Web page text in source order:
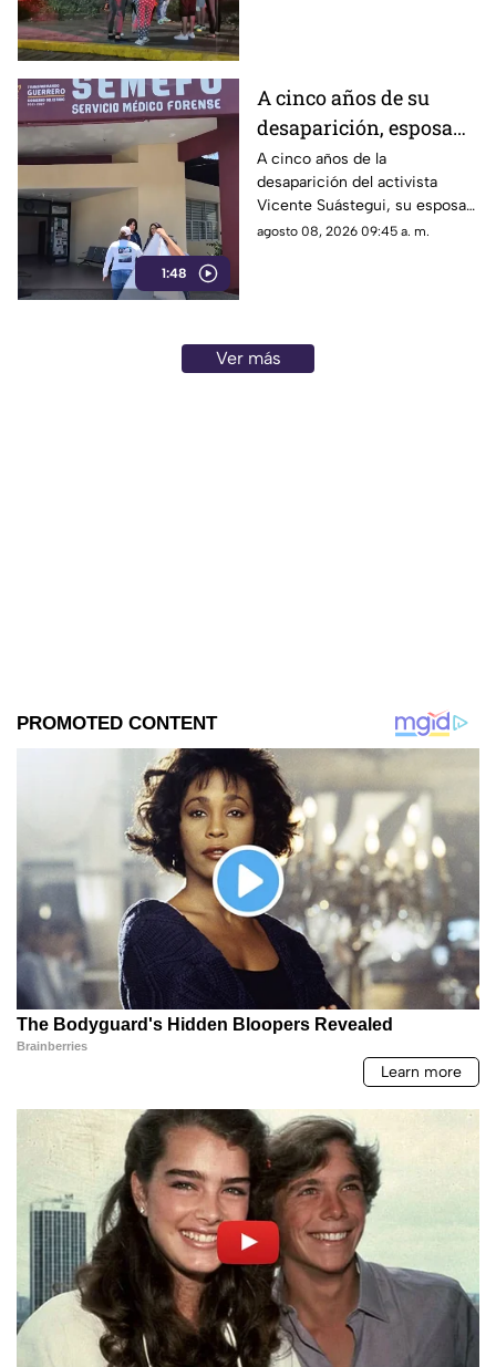
1:48
A cinco años de su
desaparición, esposa
de Vicente Suástegui
acude al Semefo en
Chilpancingo
A cinco años de la
desaparición del activista
Vicente Suástegui, su esposa
acudió al Semefo de
agosto 08, 2026 09:45 a. m.
Ver más